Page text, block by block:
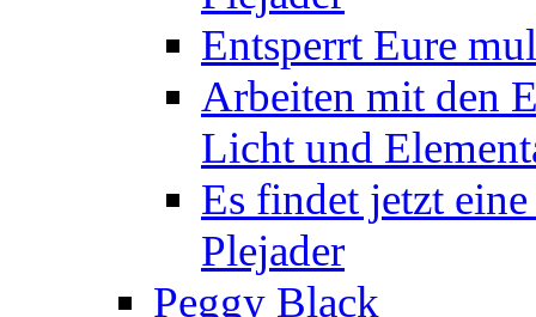
Entsperrt Eure
Arbeiten mit den
Licht und
Es findet jetzt
Plejader
Peggy Black